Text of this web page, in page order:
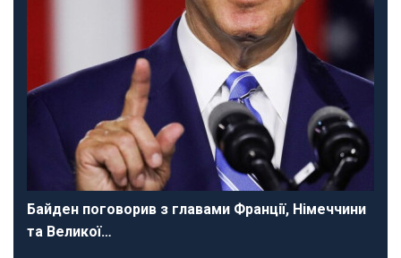
Байден поговорив з главами Франції, Німеччини
та Великої…